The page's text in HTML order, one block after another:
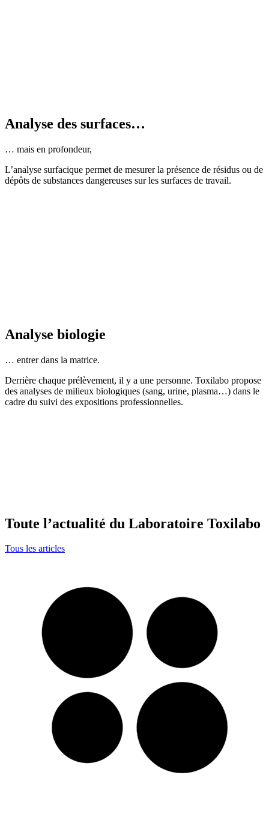
Analyse des surfaces…
… mais en profondeur,
L’analyse surfacique permet de mesurer la présence de résidus ou de
dépôts de substances dangereuses sur les surfaces de travail.
Analyse biologie
… entrer dans la matrice.
Derrière chaque prélèvement, il y a une personne. Toxilabo propose
des analyses de milieux biologiques (sang, urine, plasma…) dans le
cadre du suivi des expositions professionnelles.
Toute l’actualité du Laboratoire Toxilabo
Tous les articles